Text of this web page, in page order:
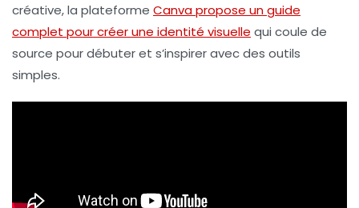
créative, la plateforme Canva propose un guide
complet pour créer une identité visuelle qui coule de
source pour débuter et s’inspirer avec des outils
simples.